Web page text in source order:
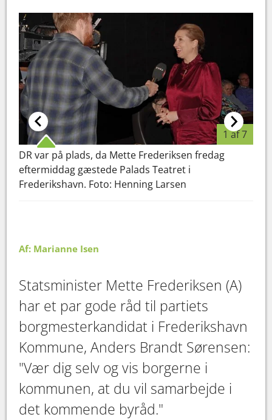
1 af 7
DR var på plads, da Mette Frederiksen fredag
eftermiddag gæstede Palads Teatret i
Frederikshavn. Foto: Henning Larsen
Af: Marianne Isen
Statsminister Mette Frederiksen (A)
har et par gode råd til partiets
borgmesterkandidat i Frederikshavn
Kommune, Anders Brandt Sørensen:
"Vær dig selv og vis borgerne i
kommunen, at du vil samarbejde i
det kommende byråd."